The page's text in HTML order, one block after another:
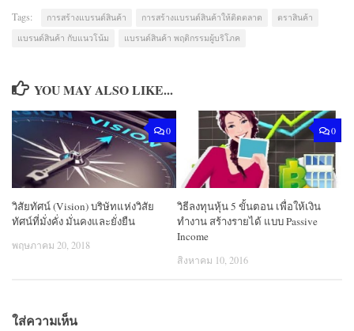
Tags: การสร้างแบรนด์สินค้า การสร้างแบรนด์สินค้าให้ติดตลาด
ตราสินค้า
แบรนด์สินค้า กับแนวโน้ม
แบรนด์สินค้า พฤติกรรมผู้บริโภค
YOU MAY ALSO LIKE...
0
วิสัยทัศน์ (Vision) บริษัทแห่งวิสัย
ทัศน์ที่มั่งคั่ง มั่นคงและยั่งยืน
พฤษภาคม 20, 2018
0
วิธีลงทุนหุ้น 5 ขั้นตอน เพื่อให้เงิน
ทำงาน สร้างรายได้ แบบ Passive
Income
สิงหาคม 10, 2016
ใส่ความเห็น